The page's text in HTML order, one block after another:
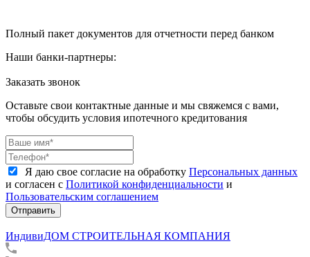
Полный пакет документов для отчетности перед банком
Наши банки-партнеры:
Заказать звонок
Оставьте свои контактные данные и мы свяжемся с вами,
чтобы обсудить условия ипотечного кредитования
Я даю свое согласие на обработку Персональных данных
и согласен с Политикой конфиденциальности и
Пользовательским соглашением
Отправить
ИндивиДОМ СТРОИТЕЛЬНАЯ КОМПАНИЯ